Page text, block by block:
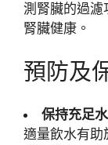
測腎臟的過濾
腎臟健康。
預防及
保持充足
適量飲水有助